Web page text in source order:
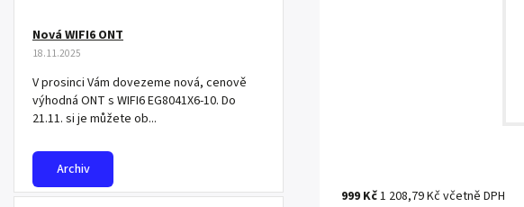
Nová WIFI6 ONT
18.11.2025
V prosinci Vám dovezeme nová, cenově
výhodná ONT s WIFI6 EG8041X6-10. Do
21.11. si je můžete ob...
Archiv
999 Kč1 208,79 Kč včetně DPH